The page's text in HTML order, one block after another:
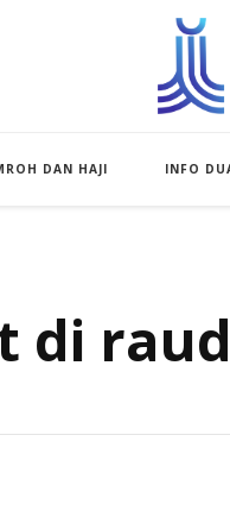
DAN HAJI INFO
di